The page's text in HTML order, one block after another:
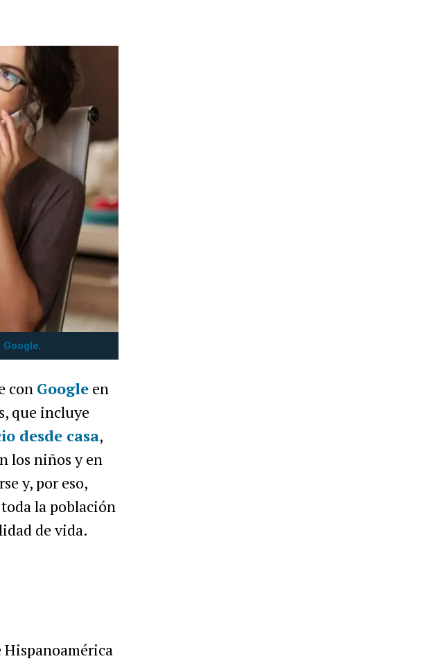
Google.
con Googleen
que incluye
desde casa,
los niños y en
y, por eso,
la población
de vida.
Hispanoamérica